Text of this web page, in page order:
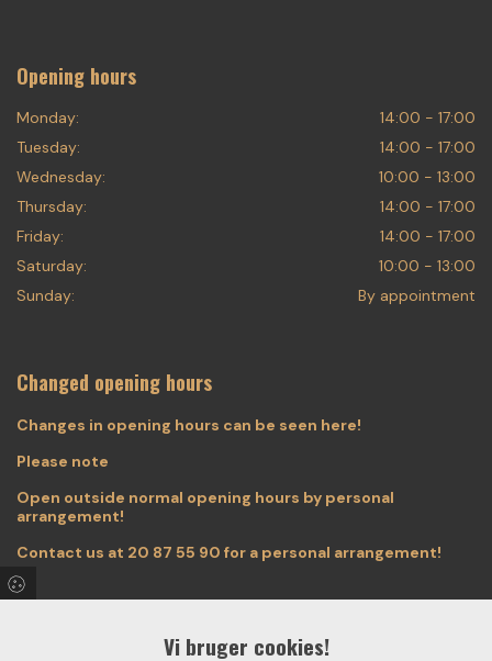
Opening hours
Monday:
14:00 - 17:00
Tuesday:
14:00 - 17:00
Wednesday:
10:00 - 13:00
Thursday:
14:00 - 17:00
Friday:
14:00 - 17:00
Saturday:
10:00 - 13:00
Sunday:
By appointment
Changed opening hours
Changes in opening hours can be seen here!
Please note
Open outside normal opening hours by personal
arrangement!
Contact us at 20 87 55 90 for a personal arrangement!
Vi bruger cookies!